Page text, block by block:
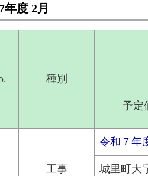
年度 2月
種別
予定
工事
令和７年
城里町